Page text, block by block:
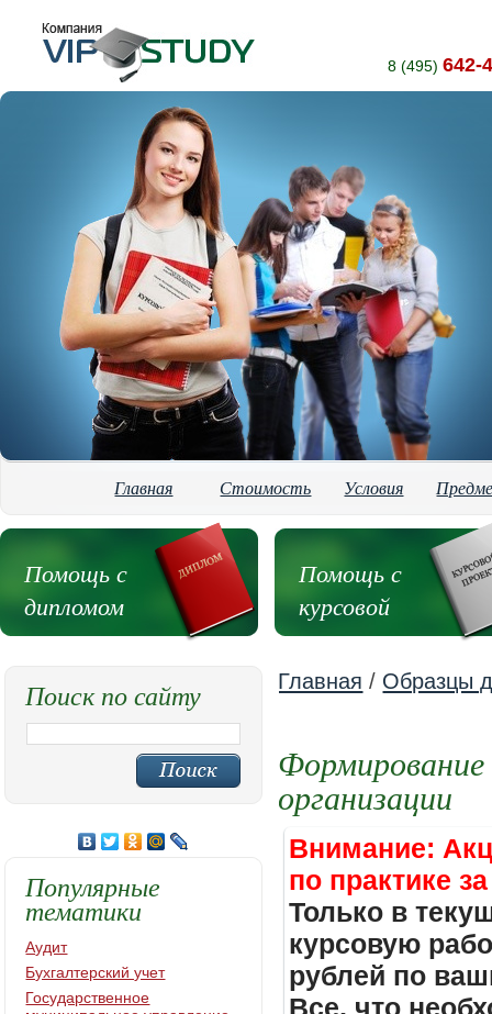
8 (495) 642-
Главная Стоимость Условия
Помощь с
дипломом
Помощь с
курсовой
Главная / Образцы
организации
Внимание:
по практике
Только в
курсовую
рублей по
Все, что
Поиск по сайту
Популярные
тематики
Аудит
Бухгалтерский учет
Государственное